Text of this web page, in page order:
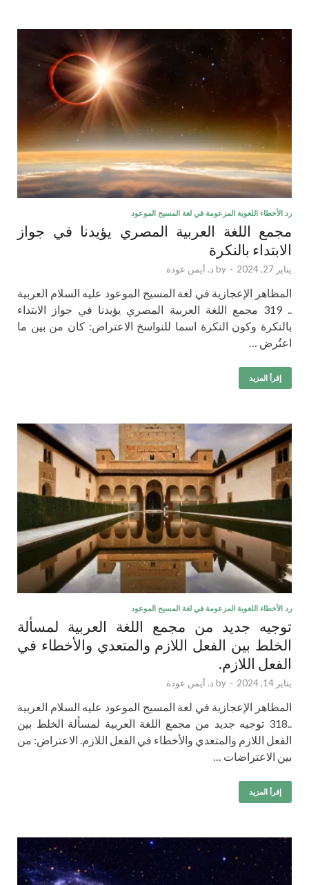
رد الأخطاء اللغوية المزعومة في لغة المسيح الموعود
مجمع اللغة العربية المصري يؤيدنا في جواز
الابتداء بالنكرة
يناير 27, 2024 -
by د. أيمن عودة
المظاهر الإعجازية في لغة المسيح الموعود عليه السلام العربية
.. 319 مجمع اللغة العربية المصري يؤيدنا في جواز الابتداء
بالنكرة وكون النكرة اسما للنواسخ الاعتراض: كان من بين ما
اعتُرض …
إقرأ المزيد
رد الأخطاء اللغوية المزعومة في لغة المسيح الموعود
توجيه جديد من مجمع اللغة العربية لمسألة
الخلط بين الفعل اللازم والمتعدي والأخطاء في
الفعل اللازم.
يناير 14, 2024 -
by د. أيمن عودة
المظاهر الإعجازية في لغة المسيح الموعود عليه السلام العربية
..318 توجيه جديد من مجمع اللغة العربية لمسألة الخلط بين
الفعل اللازم والمتعدي والأخطاء في الفعل اللازم. الاعتراض: من
بين الاعتراضات …
إقرأ المزيد